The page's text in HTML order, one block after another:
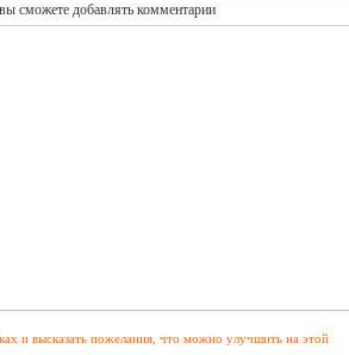
сможете добавлять комментарии
и высказать пожелания, что можно улучшить на этой